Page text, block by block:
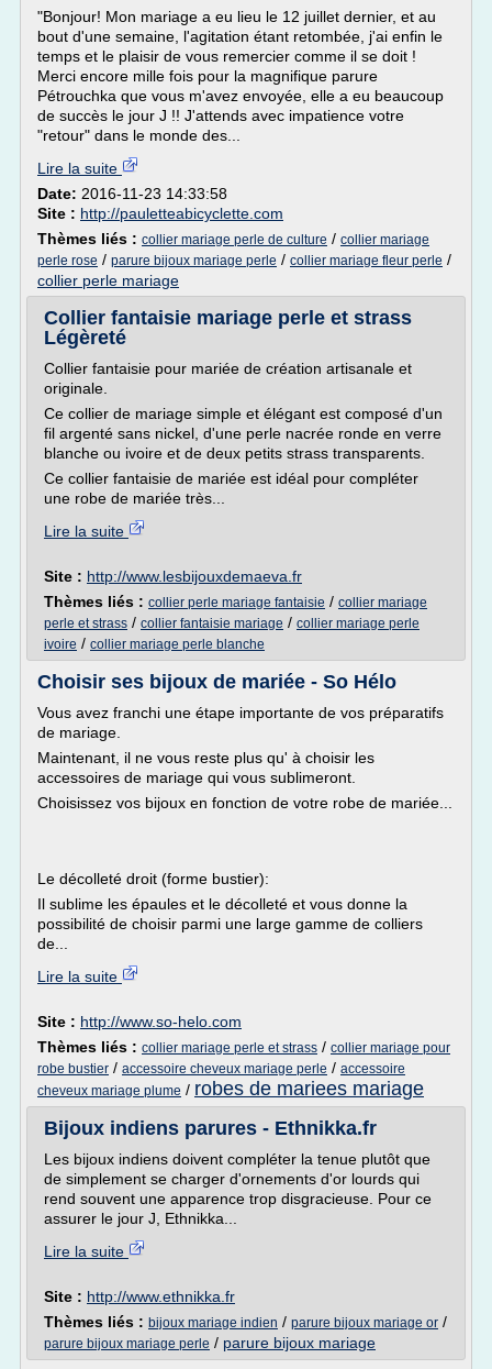
"Bonjour! Mon mariage a eu lieu le 12 juillet dernier, et au
bout d'une semaine, l'agitation étant retombée, j'ai enfin le
temps et le plaisir de vous remercier comme il se doit !
Merci encore mille fois pour la magnifique parure
Pétrouchka que vous m'avez envoyée, elle a eu beaucoup
de succès le jour J !! J'attends avec impatience votre
"retour" dans le monde des...
Lire la suite
Date: 2016-11-23 14:33:58
Site : http://pauletteabicyclette.com
Thèmes liés : collier mariage perle de culture / collier mariage
perle rose / parure bijoux mariage perle / collier mariage fleur perle /
collier perle mariage
Collier fantaisie mariage perle et strass
Légèreté
Collier fantaisie pour mariée de création artisanale et
originale.
Ce collier de mariage simple et élégant est composé d'un
fil argenté sans nickel, d'une perle nacrée ronde en verre
blanche ou ivoire et de deux petits strass transparents.
Ce collier fantaisie de mariée est idéal pour compléter
une robe de mariée très...
Lire la suite
Site : http://www.lesbijouxdemaeva.fr
Thèmes liés : collier perle mariage fantaisie / collier mariage
perle et strass / collier fantaisie mariage / collier mariage perle
ivoire / collier mariage perle blanche
Choisir ses bijoux de mariée - So Hélo
Vous avez franchi une étape importante de vos préparatifs
de mariage.
Maintenant, il ne vous reste plus qu' à choisir les
accessoires de mariage qui vous sublimeront.
Choisissez vos bijoux en fonction de votre robe de mariée...
Le décolleté droit (forme bustier):
Il sublime les épaules et le décolleté et vous donne la
possibilité de choisir parmi une large gamme de colliers
de...
Lire la suite
Site : http://www.so-helo.com
Thèmes liés : collier mariage perle et strass / collier mariage pour
robe bustier / accessoire cheveux mariage perle / accessoire
cheveux mariage plume / robes de mariees mariage
Bijoux indiens parures - Ethnikka.fr
Les bijoux indiens doivent compléter la tenue plutôt que
de simplement se charger d'ornements d'or lourds qui
rend souvent une apparence trop disgracieuse. Pour ce
assurer le jour J, Ethnikka...
Lire la suite
Site : http://www.ethnikka.fr
Thèmes liés : bijoux mariage indien / parure bijoux mariage or /
parure bijoux mariage perle / parure bijoux mariage